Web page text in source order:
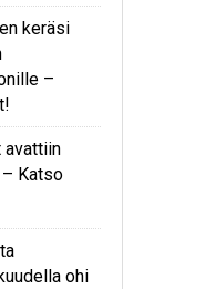
keräsi
–
avattiin
Katso
ohi